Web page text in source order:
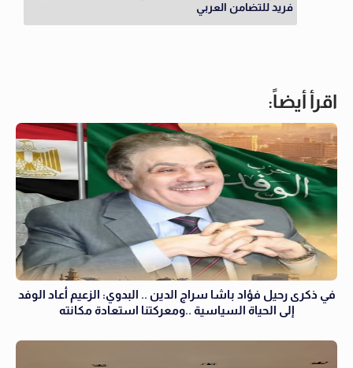
فريد للتضامن العربي
اقرأ أيضاً:
في ذكرى رحيل فؤاد باشا سراج الدين .. البدوي: الزعيم أعاد الوفد
إلى الحياة السياسية ..ومعركتنا استعادة مكانته